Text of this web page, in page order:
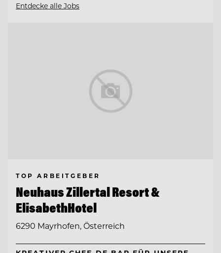
Entdecke alle Jobs
TOP ARBEITGEBER
Neuhaus Zillertal Resort &
ElisabethHotel
6290 Mayrhofen, Österreich